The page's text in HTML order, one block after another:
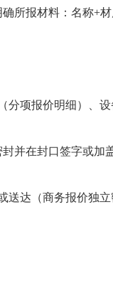
所报材料：名称+
项报价明细）、
并在封口签字或加
达（商务报价独立